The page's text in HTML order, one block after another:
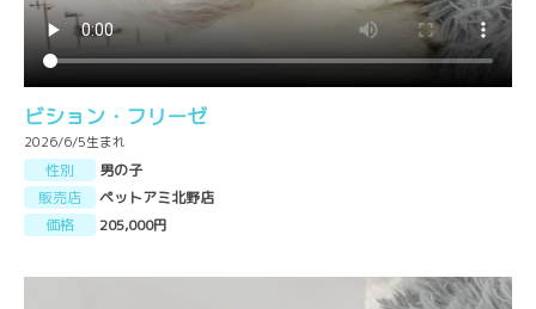
ビション・フリーゼ
2026/6/5生まれ
性別
男の子
販売店
ペットアミ北野店
価格
205,000円